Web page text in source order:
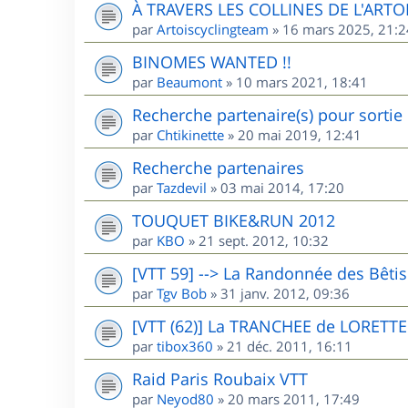
À TRAVERS LES COLLINES DE
par Artoiscyclingteam » 16 mars 2025,
BINOMES WANTED !!
par Beaumont » 10 mars 2021, 18:41
Recherche partenaire(s) pour
par Chtikinette » 20 mai 2019, 12:41
Recherche partenaires
par Tazdevil » 03 mai 2014, 17:20
TOUQUET BIKE&RUN 2012
par KBO » 21 sept. 2012, 10:32
[VTT 59] --> La Randonnée des
par Tgv Bob » 31 janv. 2012, 09:36
[VTT (62)] La TRANCHEE de
par tibox360 » 21 déc. 2011, 16:11
Raid Paris Roubaix VTT
par Neyod80 » 20 mars 2011, 17:49